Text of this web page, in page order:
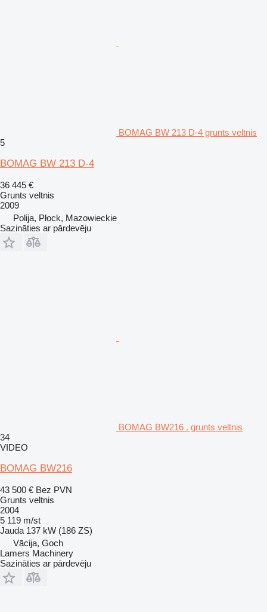
BOMAG BW 213 D-4 grunts veltnis
5
BOMAG BW 213 D-4
36 445 €
Grunts veltnis
2009
Polija, Płock, Mazowieckie
Sazināties ar pārdevēju
BOMAG BW216 . grunts veltnis
34
VIDEO
BOMAG BW216
43 500 € Bez PVN
Grunts veltnis
2004
5 119 m/st
Jauda 137 kW (186 ZS)
Vācija, Goch
Lamers Machinery
Sazināties ar pārdevēju